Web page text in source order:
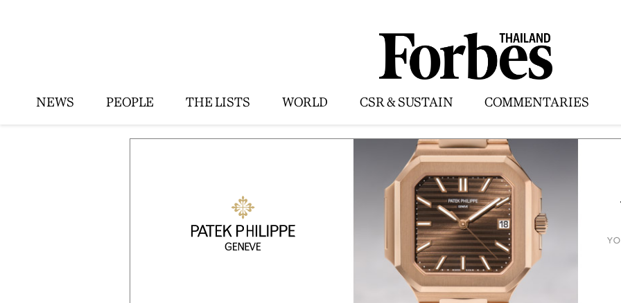
NEWS PEOPLE THE LISTS WORLD CSR & SUSTAIN COMMENTARIES